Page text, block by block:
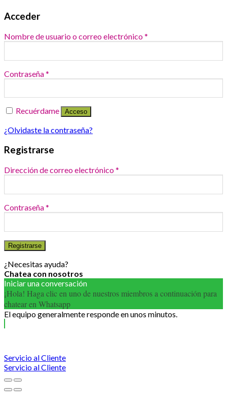
Acceder
Nombre de usuario o correo electrónico*
Contraseña*
Recuérdame Acceso
¿Olvidaste la contraseña?
Registrarse
Dirección de correo electrónico*
Contraseña*
Registrarse
¿Necesitas ayuda?
Chatea con nosotros
Iniciar una conversación
¡Hola! Haga clic en uno de nuestros miembros a continuación para
chatear en Whatsapp
El equipo generalmente responde en unos minutos.
Servicio al Cliente
Servicio al Cliente